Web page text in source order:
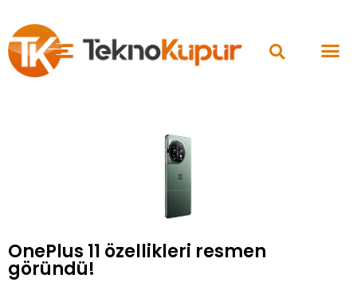
OnePlus 11 özellikleri resmen
göründü!